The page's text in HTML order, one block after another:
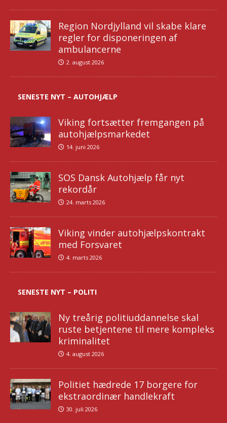
Region Nordjylland vil skabe klare
regler for disponeringen af
ambulancerne
2. august 2026
SENESTE NYT – AUTOHJÆLP
Viking fortsætter fremgangen på
autohjælpsmarkedet
14. juni 2026
SOS Dansk Autohjælp får nyt
rekordår
24. marts 2026
Viking vinder autohjælpskontrakt
med Forsvaret
4. marts 2026
SENESTE NYT – POLITI
Ny treårig politiuddannelse skal
ruste betjentene til mere kompleks
kriminalitet
4. august 2026
Politiet hædrede 17 borgere for
ekstraordinær handlekraft
30. juli 2026